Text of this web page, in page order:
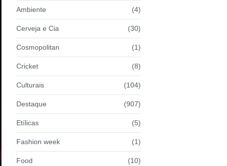
Ambiente (4)
Cerveja e Cia (30)
Cosmopolitan (1)
Cricket (8)
Culturais (104)
Destaque (907)
Etílicas (5)
Fashion week (1)
Food (10)